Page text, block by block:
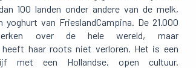
100 landen onder andere van de melk,
yoghurt van FrieslandCampina. De 21.000
over de hele wereld, maar
heeft haar roots niet verloren. Het is een
met een Hollandse, open cultuur.